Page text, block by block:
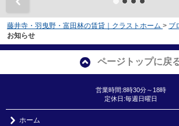
藤井寺・羽曳野・富田林の賃貸｜クラストホーム > ブ
お知らせ
ページトップに戻
営業時間:8時30分～18時
定休日:毎週日曜日
ホーム